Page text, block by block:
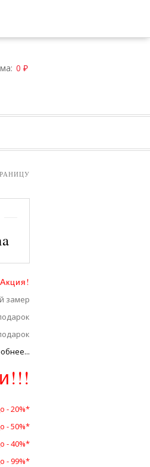
0 ₽
замер
- 20%*
- 50%*
- 40%*
- 99%*